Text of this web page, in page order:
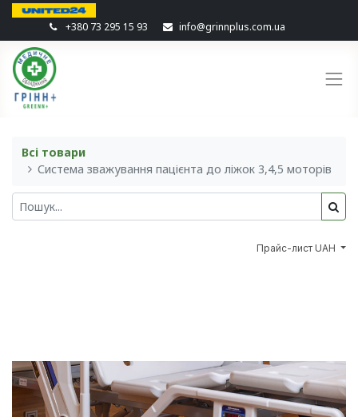
+380 73 295 15 93 info@grinnplus.com.ua
Всі товари
Система зважування пацієнта до ліжок 3,4,5 моторів
Прайс-лист UAH